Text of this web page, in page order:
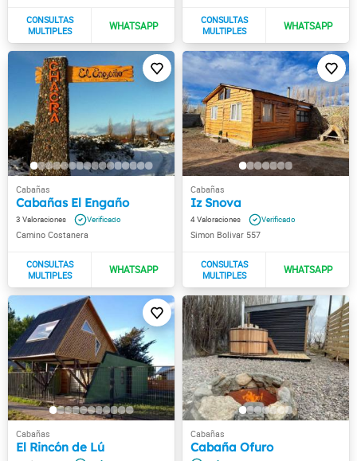
Cabañas El Engaño
3
Camino Costanera
Iz Snova
4
Simon Bolivar 557
El Rincón de Lú Cabaña Ofuro